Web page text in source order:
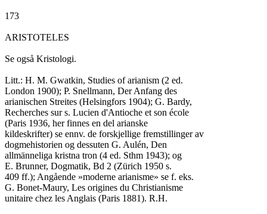
173
ARISTOTELES
Se også Kristologi.
Litt.: H. M. Gwatkin, Studies of arianism (2 ed.
London 1900); P. Snellmann, Der Anfang des
arianischen Streites (Helsingfors 1904); G. Bardy,
Recherches sur s. Lucien d'Antioche et son école
(Paris 1936, her finnes en del arianske
kildeskrifter) se ennv. de forskjellige fremstillinger av
dogmehistorien og dessuten G. Aulén, Den
allmänneliga kristna tron (4 ed. Sthm 1943); og
E. Brunner, Dogmatik, Bd 2 (Zürich 1950 s.
409 ff.); Angående »moderne arianisme» se f. eks.
G. Bonet-Maury, Les origines du Christianisme
unitaire chez les Anglais (Paris 1881). R.H.